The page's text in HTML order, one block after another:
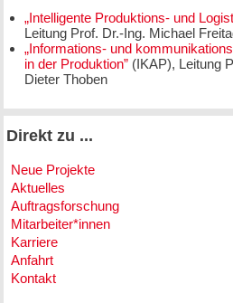
„Intelligente Produktions- und
Leitung Prof. Dr.-Ing. Michael
„Informations- und
in der Produktion”(IKAP), Leitung
Dieter Thoben
Direkt zu ...
Neue Projekte
Aktuelles
Auftragsforschung
Mitarbeiter*innen
Karriere
Anfahrt
Kontakt